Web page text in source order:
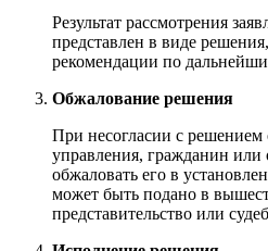
Результат рассмотрения
представлен в виде
рекомендации по
Обжалование решения
При несогласии с решением
управления, гражданин или
обжаловать его в
может быть подано в
представительство или